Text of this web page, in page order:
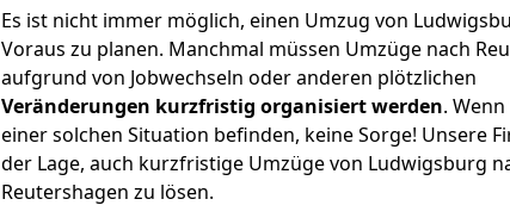
Es ist nicht immer möglich, einen Umzug von
Voraus zu planen. Manchmal müssen Umzüge nach
aufgrund von Jobwechseln oder anderen plötzlichen
Veränderungen kurzfristig organisiert werden.
einer solchen Situation befinden, keine Sorge! Unsere
der Lage, auch kurzfristige Umzüge von Ludwigsburg
Reutershagen zu lösen.